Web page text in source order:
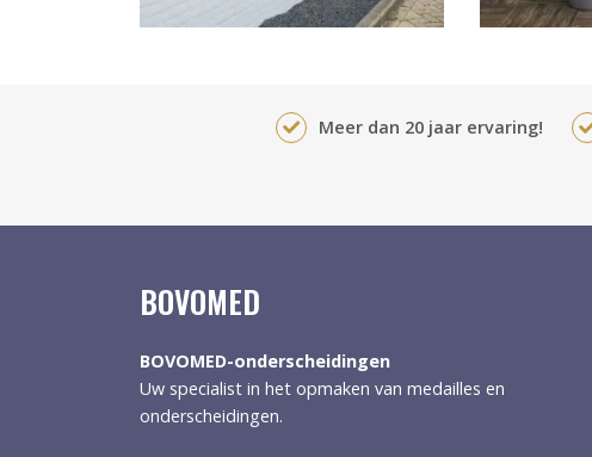
Meer dan 20 jaar ervaring!
BOVOMED
BOVOMED-onderscheidingen
Uw specialist in het opmaken van medailles en
onderscheidingen.